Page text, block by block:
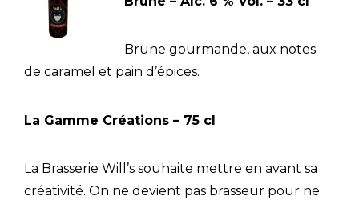
Brune gourmande, aux notes
de caramel et pain d’épices.
La Gamme Créations – 75 cl
La Brasserie Will’s souhaite mettre en avant sa
créativité. On ne devient pas brasseur pour ne